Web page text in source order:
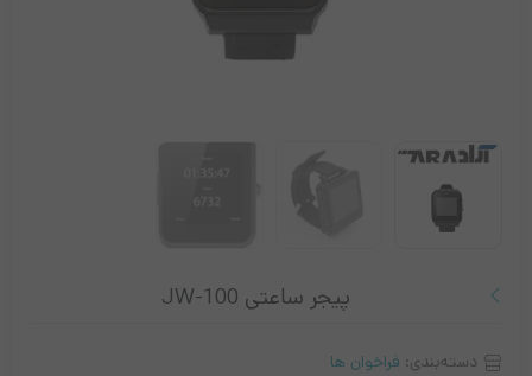
پیجر ساعتی JW-100
دسته‌بندی: فراخوان ها